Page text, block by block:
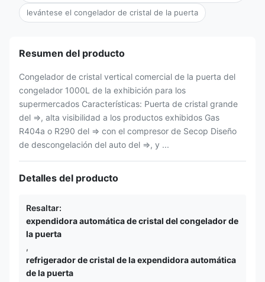
levántese el congelador de cristal de la puerta
Resumen del producto
Congelador de cristal vertical comercial de la puerta del
congelador 1000L de la exhibición para los
supermercados Características: Puerta de cristal grande
del ⇒, alta visibilidad a los productos exhibidos Gas
R404a o R290 del ⇒ con el compresor de Secop Diseño
de descongelación del auto del ⇒, y ...
Detalles del producto
Resaltar:
expendidora automática de cristal del congelador de
la puerta
,
refrigerador de cristal de la expendidora automática
de la puerta